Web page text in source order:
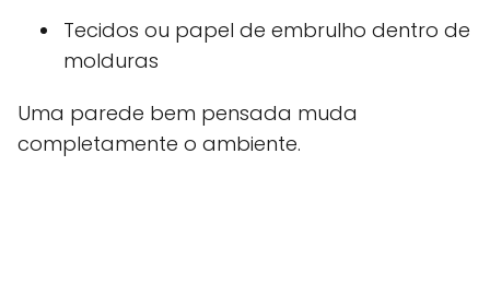
Tecidos ou papel de embrulho dentro de
molduras
Uma parede bem pensada muda
completamente o ambiente.